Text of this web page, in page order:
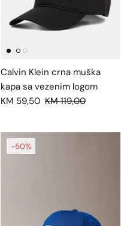
Calvin Klein crna muška
kapa sa vezenim logom
KM 59,50 KM 119,00
-50%